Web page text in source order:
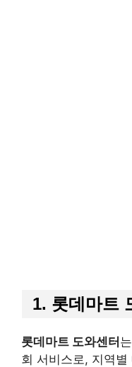
1. 롯데마트
롯데마트 도와센터
회 서비스로, 지역